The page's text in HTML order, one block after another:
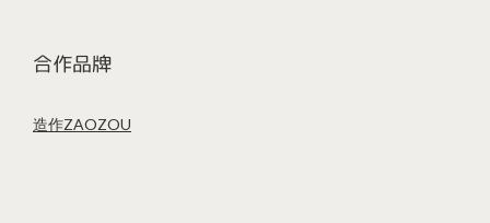
合作品牌
造作ZAOZOU